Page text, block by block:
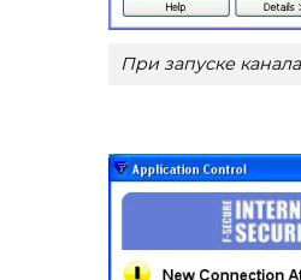
При запуске